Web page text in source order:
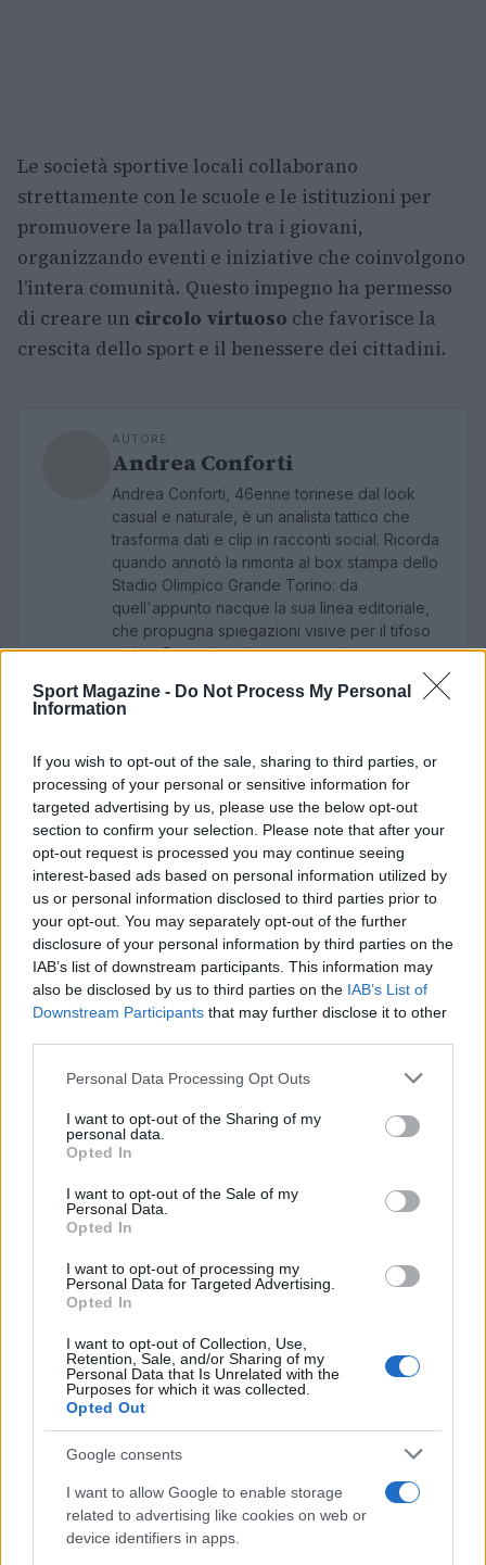
Sport Magazine - Do Not Process My Personal
Information
If you wish to opt-out of the sale, sharing to third parties, or
processing of your personal or sensitive information for
targeted advertising by us, please use the below opt-out
section to confirm your selection. Please note that after your
opt-out request is processed you may continue seeing
interest-based ads based on personal information utilized by
us or personal information disclosed to third parties prior to
your opt-out. You may separately opt-out of the further
disclosure of your personal information by third parties on the
IAB’s list of downstream participants. This information may
also be disclosed by us to third parties on the IAB’s List of
Downstream Participants that may further disclose it to other
Please note that this website/app uses one or more Google
not limited to your visit or usage behaviour. You may click to
grant or deny consent to Google and its third-party tags to
use your data for below specified purposes in below Google
consent section.
Personal Data Processing Opt Outs
I want to opt-out of the Sharing of my
personal data.
Opted In
I want to opt-out of the Sale of my
Personal Data.
Opted In
I want to opt-out of processing my
Personal Data for Targeted Advertising.
Opted In
I want to opt-out of Collection, Use,
Retention, Sale, and/or Sharing of my
Personal Data that Is Unrelated with the
Purposes for which it was collected.
Opted Out
Google consents
I want to allow Google to enable storage
related to advertising like cookies on web or
device identifiers in apps.
Le società sportive locali collaborano
strettamente con le scuole e le istituzioni per
promuovere la pallavolo tra i giovani,
organizzando eventi e iniziative che coinvolgono
l’intera comunità. Questo impegno ha permesso
di creare un circolo virtuoso che favorisce la
crescita dello sport e il benessere dei cittadini.
AUTORE
Andrea Conforti
Andrea Conforti, 46enne torinese dal look
casual e naturale, è un analista tattico che
trasforma dati e clip in racconti social. Ricorda
quando annotò la rimonta al box stampa dello
Stadio Olimpico Grande Torino: da
quell'appunto nacque la sua linea editoriale,
che propugna spiegazioni visive per il tifoso
critico. Dettaglio unico: una stagione
allenatore under15 al Chieri e ciclista urbano.
Continua a leggere
ALTRI SPORT